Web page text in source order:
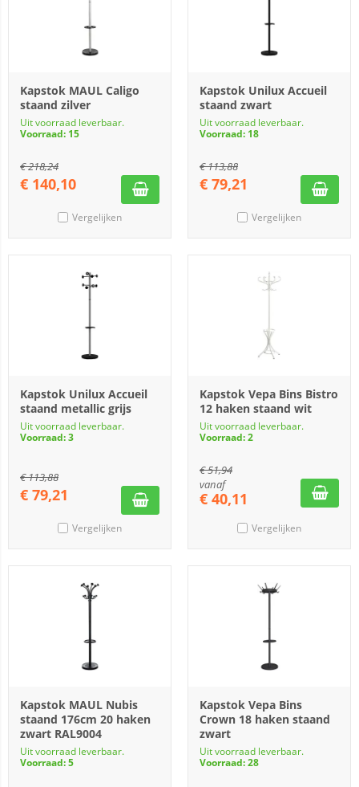
Kapstok MAUL Caligo
staand zilver
Uit voorraad leverbaar.
Voorraad: 15
€218,24
€ 140,10
Vergelijken
Kapstok Unilux Accueil
staand zwart
Uit voorraad leverbaar.
Voorraad: 18
€113,88
€ 79,21
Vergelijken
Kapstok Unilux Accueil
staand metallic grijs
Uit voorraad leverbaar.
Voorraad: 3
€113,88
€ 79,21
Vergelijken
Kapstok Vepa Bins Bistro
12 haken staand wit
Uit voorraad leverbaar.
Voorraad: 2
€51,94
vanaf
€ 40,11
Vergelijken
Kapstok MAUL Nubis
staand 176cm 20 haken
zwart RAL9004
Uit voorraad leverbaar.
Voorraad: 5
Kapstok Vepa Bins
Crown 18 haken staand
zwart
Uit voorraad leverbaar.
Voorraad: 28